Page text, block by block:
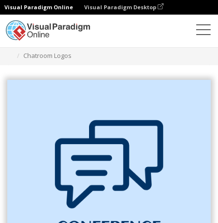
Visual Paradigm Online Visual Paradigm Desktop
Chatroom Logos